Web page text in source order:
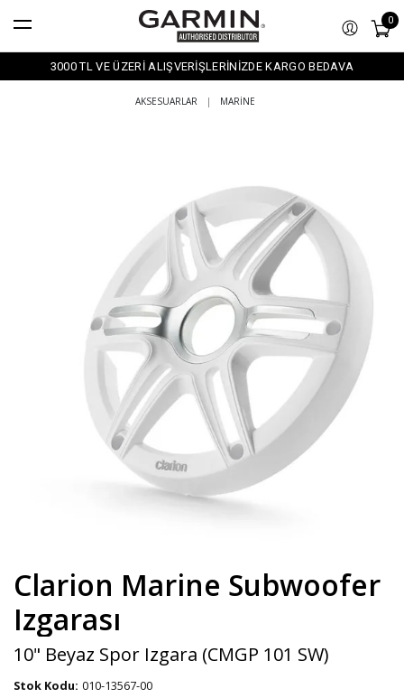
0
3000 TL VE ÜZERİ ALIŞVERİŞLERİNİZDE KARGO BEDAVA
AKSESUARLAR | MARINE
Clarion Marine Subwoofer
Izgarası
10" Beyaz Spor Izgara (CMGP 101 SW)
Stok Kodu: 010-13567-00